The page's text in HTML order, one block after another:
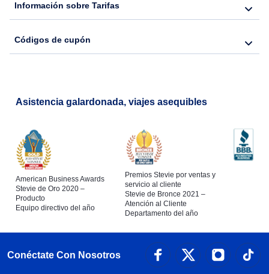
Información sobre Tarifas
Códigos de cupón
Asistencia galardonada, viajes asequibles
American Business Awards
Stevie de Oro 2020 –
Producto
Equipo directivo del año
Premios Stevie por ventas y
servicio al cliente
Stevie de Bronce 2021 –
Atención al Cliente
Departamento del año
Conéctate Con Nosotros